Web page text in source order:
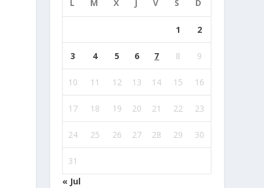
L M X J V S D
1 2
3 4 5 6 7 8 9
10 11 12 13 14 15 16
17 18 19 20 21 22 23
24 25 26 27 28 29 30
31
« Jul